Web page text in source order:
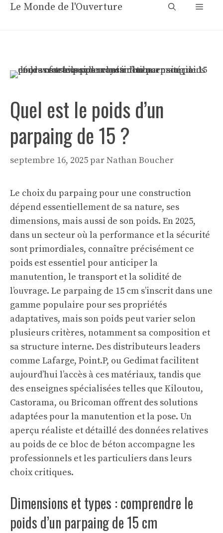
AllerLe Monde de l'Ouverture Menu
Quel est le poids d’un
parpaing de 15 ?
septembre 16, 2025parNathan Boucher
Le choix du parpaing pour une construction
dépend essentiellement de sa nature, ses
dimensions, mais aussi de son poids. En 2025,
dans un secteur où la performance et la sécurité
sont primordiales, connaître précisément ce
poids est essentiel pour anticiper la
manutention, le transport et la solidité de
l’ouvrage. Le parpaing de 15 cm s’inscrit dans une
gamme populaire pour ses propriétés
adaptatives, mais son poids peut varier selon
plusieurs critères, notamment sa composition et
sa structure interne. Des distributeurs leaders
comme Lafarge, Point.P, ou Gedimat facilitent
aujourd’hui l’accès à ces matériaux, tandis que
des enseignes spécialisées telles que Kiloutou,
Castorama, ou Bricoman offrent des solutions
adaptées pour la manutention et la pose. Un
aperçu réaliste et détaillé des données relatives
au poids de ce bloc de béton accompagne les
professionnels et les particuliers dans leurs
choix critiques.
Dimensions et types : comprendre le
poids d’un parpaing de 15 cm